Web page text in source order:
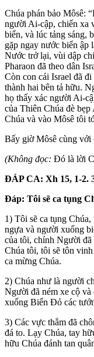
Chúa phán bảo Môsê:
người Ai-cập, chiến xa
biển, và lúc tảng sáng,
gặp ngay nước biển ập
Nước trở lại, vùi dập
Pharaon đã theo dân
Còn con cái Israel đã
thành hai bên tả hữu.
họ thấy xác người Ai-
của Thiên Chúa đè
Chúa và vào Môsê tôi
Bấy giờ Môsê cùng với
(Không đọc: Đó là lời
ĐÁP CA: Xh 15, 1-2.
Đáp: Tôi sẽ ca tụng
1) Tôi sẽ ca tụng
ngựa và người xuống
của tôi, chính Người
Chúa tôi, tôi sẽ tôn
ca mừng Chúa.
2) Chúa như là người
Người đã ném xe cộ và
xuống Biển Đỏ các
3) Các vực thẳm đã
đá to. Lạy Chúa, tay
hữu Chúa đánh tan